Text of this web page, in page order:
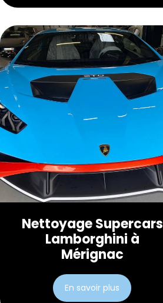
Nettoyage Supercars
Lamborghini à
Mérignac
En savoir plus